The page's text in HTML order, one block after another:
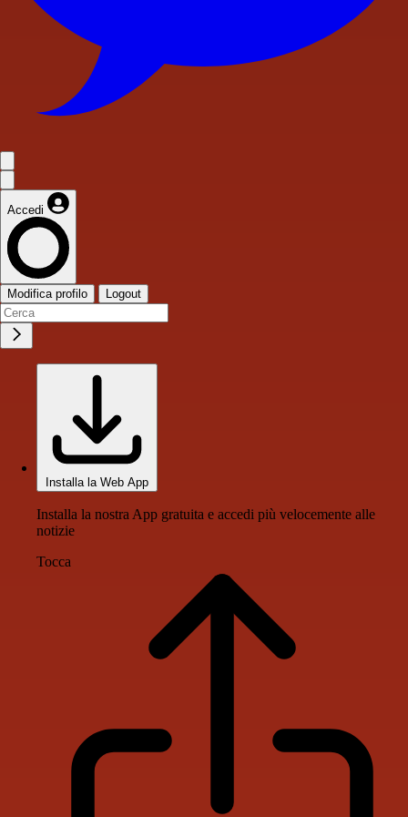
Accedi
Modifica profilo Logout
Installa la Web App
Installa la nostra App gratuita e accedi più velocemente alle
notizie
Tocca